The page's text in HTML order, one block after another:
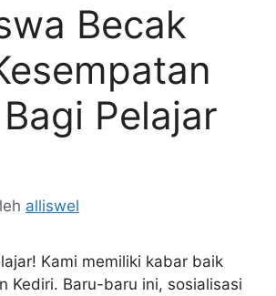
Becak
Pelajar
alliswel
Kami memiliki kabar baik
Kediri. Baru-baru ini, sosialisasi